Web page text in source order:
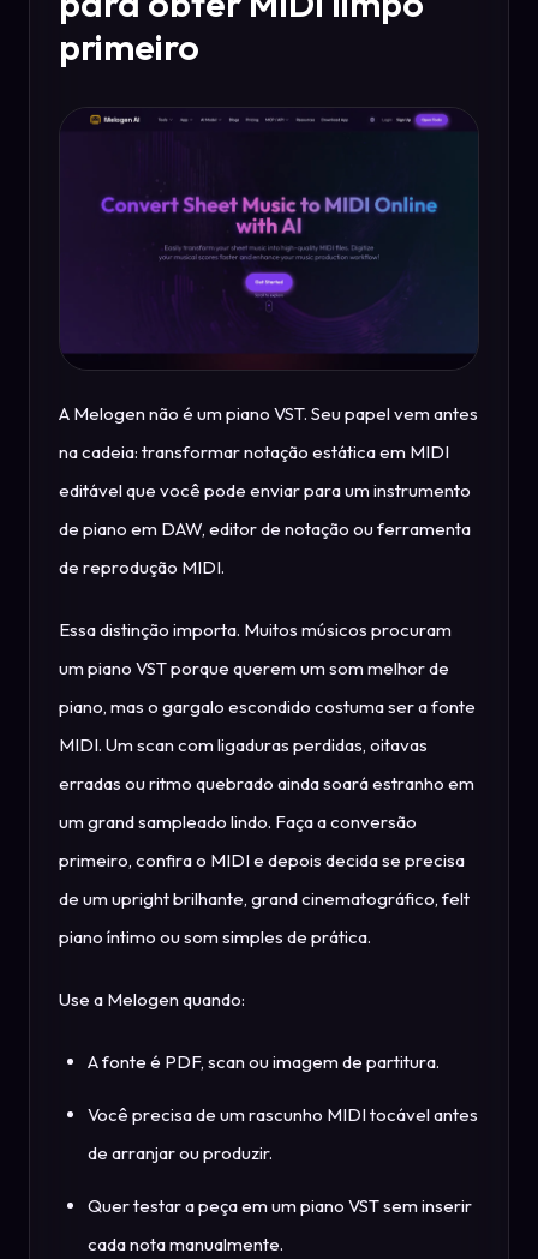
primeiro
A Melogen não é um piano VST. Seu papel vem antes
na cadeia: transformar notação estática em MIDI
editável que você pode enviar para um instrumento
de piano em DAW, editor de notação ou ferramenta
de reprodução MIDI.
Essa distinção importa. Muitos músicos procuram
um piano VST porque querem um som melhor de
piano, mas o gargalo escondido costuma ser a fonte
MIDI. Um scan com ligaduras perdidas, oitavas
erradas ou ritmo quebrado ainda soará estranho em
um grand sampleado lindo. Faça a conversão
primeiro, confira o MIDI e depois decida se precisa
de um upright brilhante, grand cinematográfico, felt
piano íntimo ou som simples de prática.
Use a Melogen quando:
A fonte é PDF, scan ou imagem de partitura.
Você precisa de um rascunho MIDI tocável antes
de arranjar ou produzir.
Quer testar a peça em um piano VST sem inserir
cada nota manualmente.